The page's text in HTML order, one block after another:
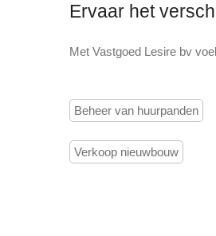
Ervaar het
Met Vastgoed Lesire bv
Beheer van huurpanden
Verkoop nieuwbouw